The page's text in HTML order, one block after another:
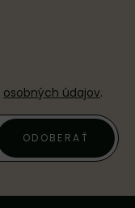
osobných údajov.
ODOBERAŤ